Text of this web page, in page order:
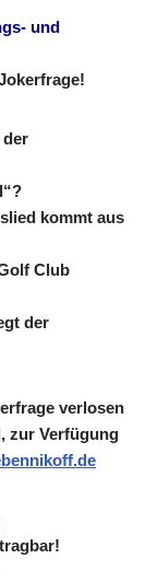
und
der
kommt aus
Club
der
verlosen
zur Verfügung